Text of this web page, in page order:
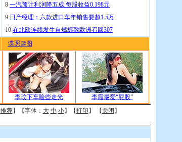
8 一汽预计利润降五成 每股收益0.198元
9 日产经理：六款进口车年销售要超1.5万
10 在北欧连续发生自燃标致欧洲召回307
谍照趣图
李玟下车险些走光
李霞最爱“屁股”
推荐】【字体： 大 中 小】【打印 】 【 关闭 】